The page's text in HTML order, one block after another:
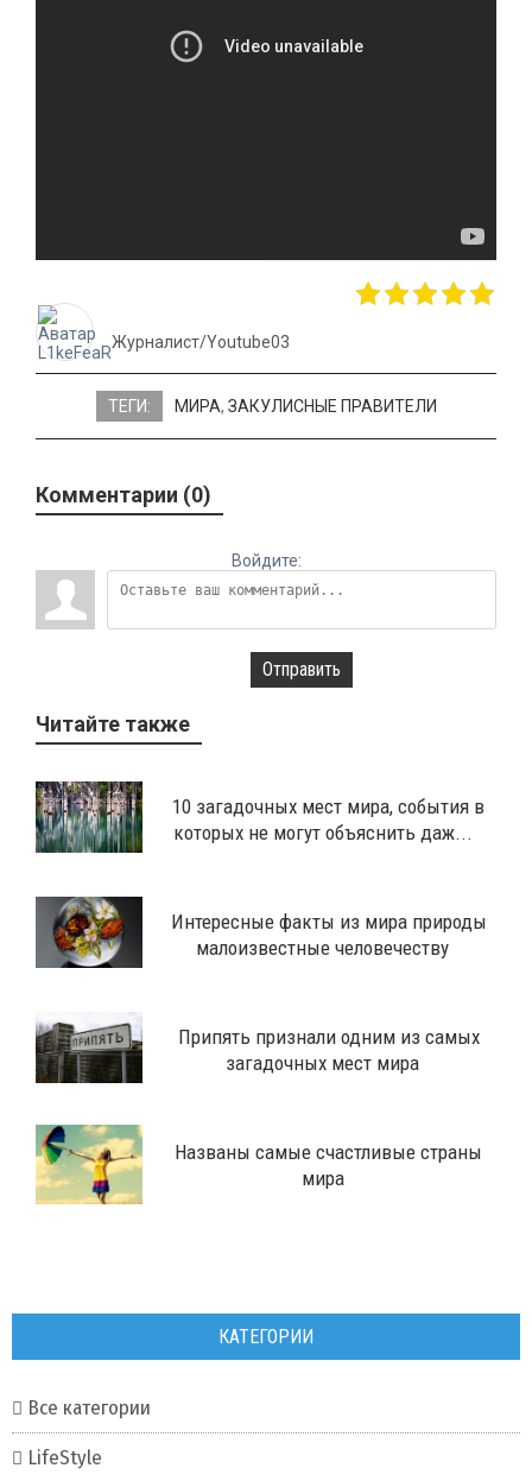
Журналист/Youtube03
ТЕГИ: МИРА, ЗАКУЛИСНЫЕ ПРАВИТЕЛИ
Комментарии (0)
Войдите:
Отправить
Читайте также
10 загадочных мест мира, события в
которых не могут объяснить даж...
Интересные факты из мира природы
малоизвестные человечеству
Припять признали одним из самых
загадочных мест мира
Названы самые счастливые страны
мира
КАТЕГОРИИ
Все категории
LifeStyle